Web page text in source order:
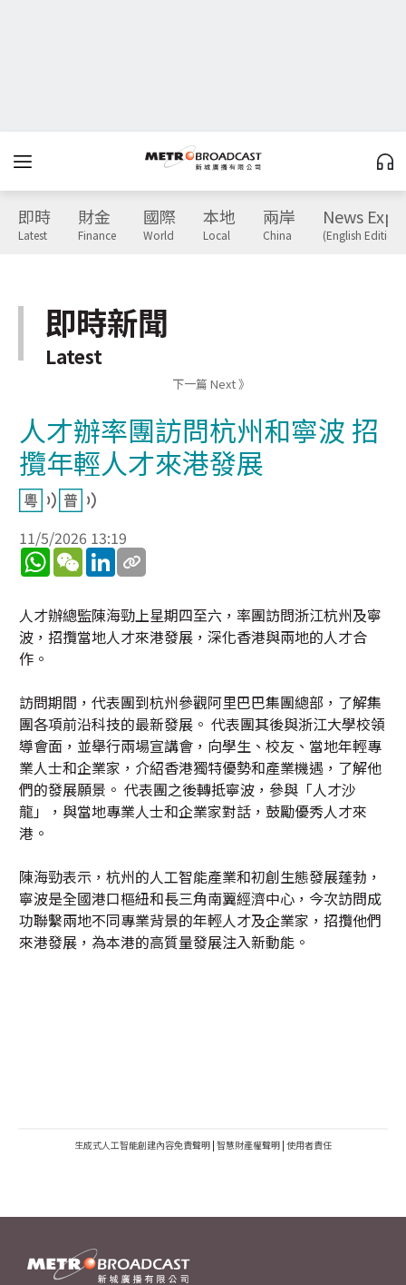
即時
Latest
財金
Finance
國際
World
本地
Local
兩岸
China
News
(English Edition)
即時新聞
Latest
下一篇 Next 》
人才辦率團訪問杭州和寧波 招
攬年輕人才來港發展
11/5/2026 13:19
WhatsApp
WeChatLinkedIn
人才辦總監陳海勁上星期四至六，率團訪問浙江杭州及寧
波，招攬當地人才來港發展，深化香港與兩地的人才合
作。
訪問期間，代表團到杭州參觀阿里巴巴集團總部，了解集
團各項前沿科技的最新發展。 代表團其後與浙江大學校領
導會面，並舉行兩場宣講會，向學生、校友、當地年輕專
業人士和企業家，介紹香港獨特優勢和產業機遇，了解他
們的發展願景。 代表團之後轉抵寧波，參與「人才沙
龍」，與當地專業人士和企業家對話，鼓勵優秀人才來
港。
陳海勁表示，杭州的人工智能產業和初創生態發展蓬勃，
寧波是全國港口樞紐和長三角南翼經濟中心，今次訪問成
功聯繫兩地不同專業背景的年輕人才及企業家，招攬他們
來港發展，為本港的高質量發展注入新動能。
生成式人工智能創建內容免責聲明 | 智慧財產權聲明 | 使用者責任